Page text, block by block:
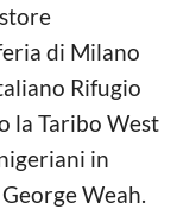
di Milano
Rifugio
la Taribo West
in
Weah.